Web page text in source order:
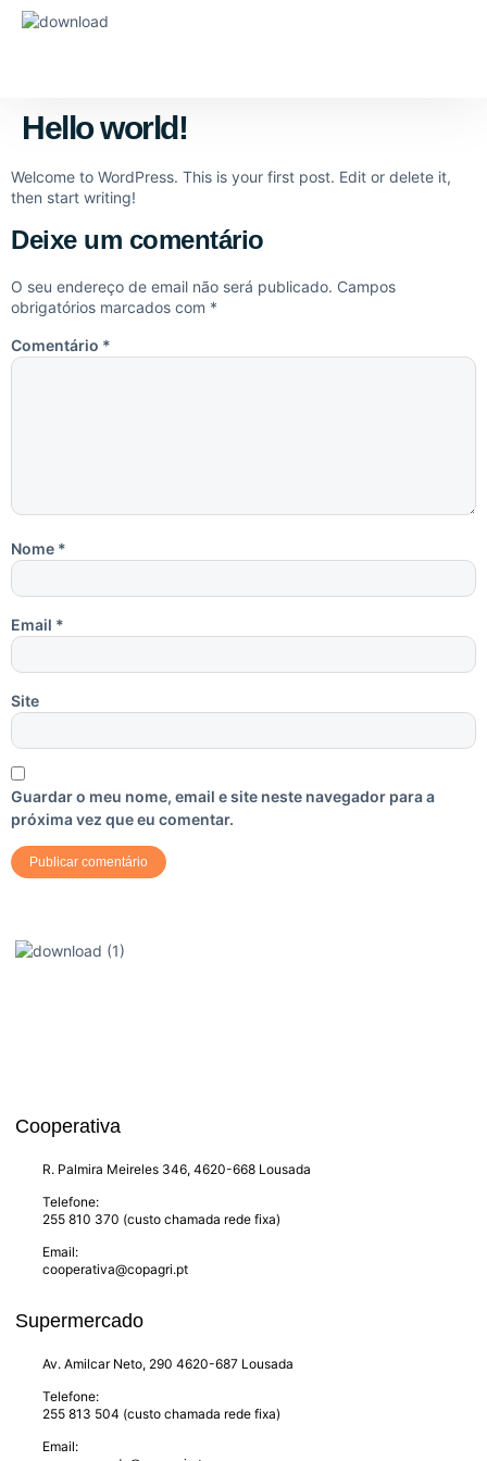
Hello world!
Welcome to WordPress. This is your first post. Edit or delete it,
then start writing!
Deixe um comentário
O seu endereço de email não será publicado. Campos
obrigatórios marcados com *
Comentário *
Nome *
Email *
Site
Guardar o meu nome, email e site neste navegador para a
próxima vez que eu comentar.
Cooperativa
R. Palmira Meireles 346, 4620-668 Lousada
Telefone:
255 810 370 (custo chamada rede fixa)
Email:
cooperativa@copagri.pt
Supermercado
Av. Amilcar Neto, 290 4620-687 Lousada
Telefone:
255 813 504 (custo chamada rede fixa)
Email: